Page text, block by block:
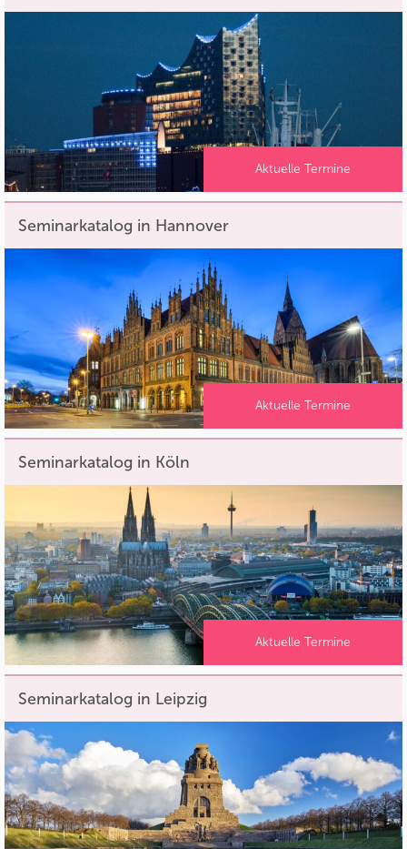
Aktuelle Termine
Seminarkatalog in Hannover
Aktuelle Termine
Seminarkatalog in Köln
Aktuelle Termine
Seminarkatalog in Leipzig